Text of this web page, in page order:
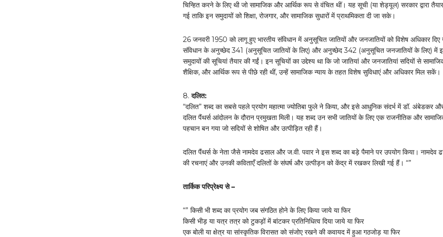
चिन्हित करने के लिए थी जो सामाजिक और आर्थिक रूप से वंचित थीं। यह सूची (या शेड्यूल) सरकार द्वारा
गई ताकि इन समुदायों को शिक्षा, रोजगार, और सामाजिक सुधारों में प्राथमिकता दी जा सके।
26 जनवरी 1950 को लागू हुए भारतीय संविधान में अनुसूचित जातियों और जनजातियों को विशेष अधिकार दिए
संविधान के अनुच्छेद 341 (अनुसूचित जातियों के लिए) और अनुच्छेद 342 (अनुसूचित जनजातियों के लिए) में
समुदायों की सूचियां तैयार की गईं। इन सूचियों का उद्देश्य था कि जो जातियां और जनजातियां सदियों से
शैक्षिक, और आर्थिक रूप से पीछे रही थीं, उन्हें सामाजिक न्याय के तहत विशेष सुविधाएं और अधिकार मिल सकें।
8.दलित:
“दलित” शब्द का सबसे पहले प्रयोग महात्मा ज्योतिबा फुले ने किया, और इसे आधुनिक संदर्भ में डॉ. अंबेडकर
दलित पैंथर्स आंदोलन के दौरान प्रमुखता मिली। यह शब्द उन सभी जातियों के लिए एक राजनीतिक और
पहचान बन गया जो सदियों से शोषित और उत्पीड़ित रही हैं।
दलित पैंथर्स के नेता जैसे नामदेव ढसाल और ज.वी. पवार ने इस शब्द का बड़े पैमाने पर उपयोग किया। नामदेव
की रचनाएं और उनकी कविताएँ दलितों के संघर्ष और उत्पीड़न को केंद्र में रखकर लिखी गई हैं। “”
तार्किक परिप्रेक्ष्य से –
“” किसी भी शब्द का प्रयोग जब संगठित होने के लिए किया जाये या फिर
किसी भीड़ या यत्र तत्र को टुकड़ों में बांटकर प्रतिनिधित्व दिया जाये या फिर
एक बोली या क्षेत्र या सांस्कृतिक विरासत को संजोए रखने की कवायद में हुआ गठजोड़ या फिर